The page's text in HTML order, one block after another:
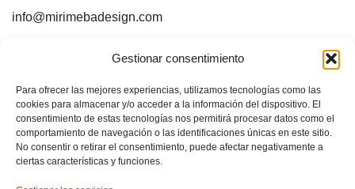
Gestionar consentimiento
Para ofrecer las mejores experiencias, utilizamos tecnologías como las
cookies para almacenar y/o acceder a la información del dispositivo. El
consentimiento de estas tecnologías nos permitirá procesar datos como el
comportamiento de navegación o las identificaciones únicas en este sitio.
No consentir o retirar el consentimiento, puede afectar negativamente a
ciertas características y funciones.
info@mirimebadesign.com
¡ESTOY EN INTERNET!
Sígueme en: